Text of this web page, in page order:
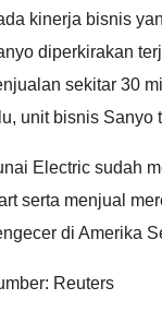
kinerja bisnis
diperkirakan
sekitar 30
unit bisnis Sanyo
Electric sudah
serta menjual
di Amerika
Reuters